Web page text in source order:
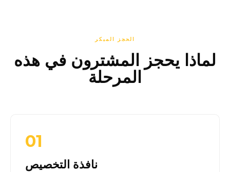
الحجز المبكر
لماذا يحجز المشترون في هذه
المرحلة
01
نافذة التخصيص